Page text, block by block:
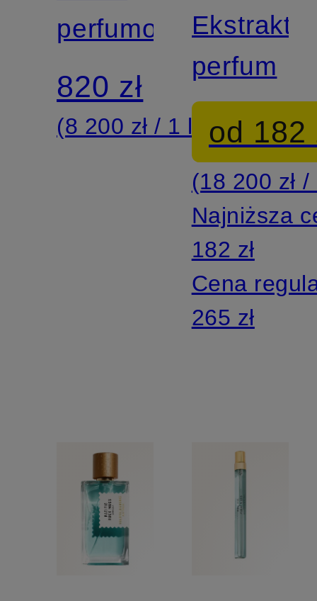
perfumowana
820 zł
(8 200 zł / 1 l)
AMBER
Ekstrakt
perfum
od 182
(18 200 zł
Najniższa
182 zł
Cena
265 zł